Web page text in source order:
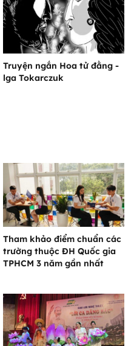
Truyện ngắn Hoa tử đằng -
lga Tokarczuk
Tham khảo điểm chuẩn các
trường thuộc ĐH Quốc gia
TPHCM 3 năm gần nhất